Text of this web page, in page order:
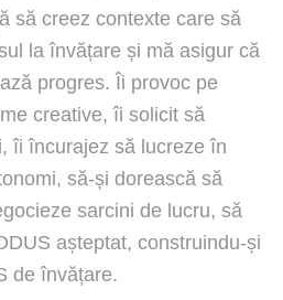
să creez contexte care să
la învățare și mă asigur că
progres. Îi provoc pe
creative, îi solicit să
îi încurajez să lucreze în
să-și dorească să
sarcini de lucru, să
așteptat, construindu-și
de învățare.